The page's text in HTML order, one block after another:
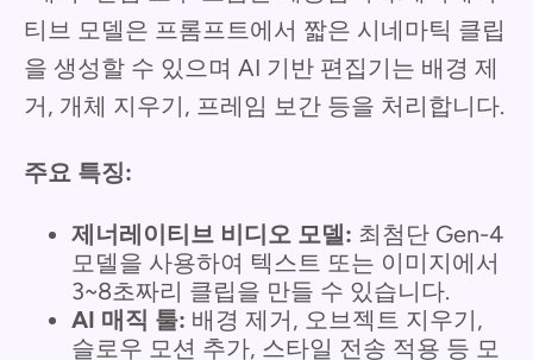
티브 모델은 프롬프트에서 짧은 시네마틱 클립
을 생성할 수 있으며 AI 기반 편집기는 배경 제
거, 개체 지우기, 프레임 보간 등을 처리합니다.
주요 특징:
제너레이티브 비디오 모델: 최첨단 Gen-4
모델을 사용하여 텍스트 또는 이미지에서
3~8초짜리 클립을 만들 수 있습니다.
AI 매직 툴: 배경 제거, 오브젝트 지우기,
슬로우 모션 추가, 스타일 전송 적용 등 모